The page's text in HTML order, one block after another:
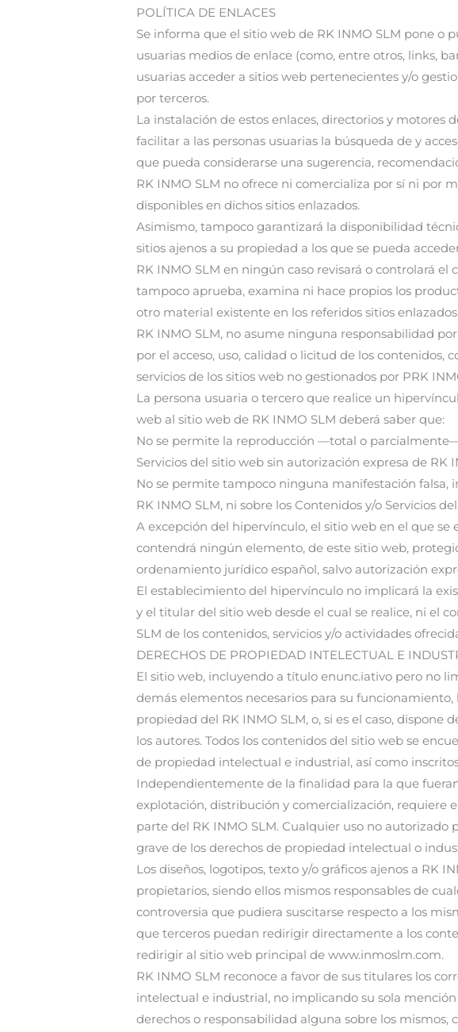
POLÍTICA DE ENLACES
Se informa que el sitio web de RK INMO SLM pone o
usuarias medios de enlace (como, entre otros, links,
usuarias acceder a sitios web pertenecientes y/o
por terceros.
La instalación de estos enlaces, directorios y motores
facilitar a las personas usuarias la búsqueda de y
que pueda considerarse una sugerencia,
RK INMO SLM no ofrece ni comercializa por sí ni por
disponibles en dichos sitios enlazados.
Asimismo, tampoco garantizará la disponibilidad
sitios ajenos a su propiedad a los que se pueda
RK INMO SLM en ningún caso revisará o controlará
tampoco aprueba, examina ni hace propios los
otro material existente en los referidos sitios enlazados.
RK INMO SLM, no asume ninguna responsabilidad
por el acceso, uso, calidad o licitud de los contenidos,
servicios de los sitios web no gestionados por PRK
La persona usuaria o tercero que realice un
web al sitio web de RK INMO SLM deberá saber que:
No se permite la reproducción —total o
Servicios del sitio web sin autorización expresa de RK
No se permite tampoco ninguna manifestación falsa,
RK INMO SLM, ni sobre los Contenidos y/o Servicios
A excepción del hipervínculo, el sitio web en el que se
contendrá ningún elemento, de este sitio web,
ordenamiento jurídico español, salvo autorización
El establecimiento del hipervínculo no implicará la
y el titular del sitio web desde el cual se realice, ni el
SLM de los contenidos, servicios y/o actividades
DERECHOS DE PROPIEDAD INTELECTUAL E
El sitio web, incluyendo a título enunc.iativo pero no
demás elementos necesarios para su funcionamiento,
propiedad del RK INMO SLM, o, si es el caso,
los autores. Todos los contenidos del sitio web se
de propiedad intelectual e industrial, así como
Independientemente de la finalidad para la que
explotación, distribución y comercialización, requiere
parte del RK INMO SLM. Cualquier uso no
grave de los derechos de propiedad intelectual o
Los diseños, logotipos, texto y/o gráficos ajenos a RK
propietarios, siendo ellos mismos responsables de
controversia que pudiera suscitarse respecto a los
que terceros puedan redirigir directamente a los
redirigir al sitio web principal de www.inmoslm.com.
RK INMO SLM reconoce a favor de sus titulares los
intelectual e industrial, no implicando su sola
derechos o responsabilidad alguna sobre los